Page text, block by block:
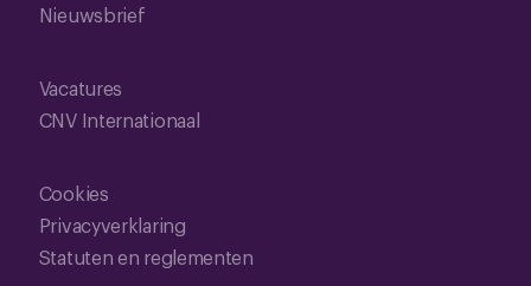
Nieuwsbrief
Vacatures
CNV Internationaal
Cookies
Privacyverklaring
Statuten en reglementen